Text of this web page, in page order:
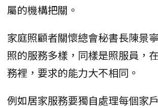
屬的機構把關。
家庭照顧者關懷總會秘書長陳景
照的服務多樣，同樣是照服員，
務裡，要求的能力大不相同。
例如居家服務要獨自處理每個家